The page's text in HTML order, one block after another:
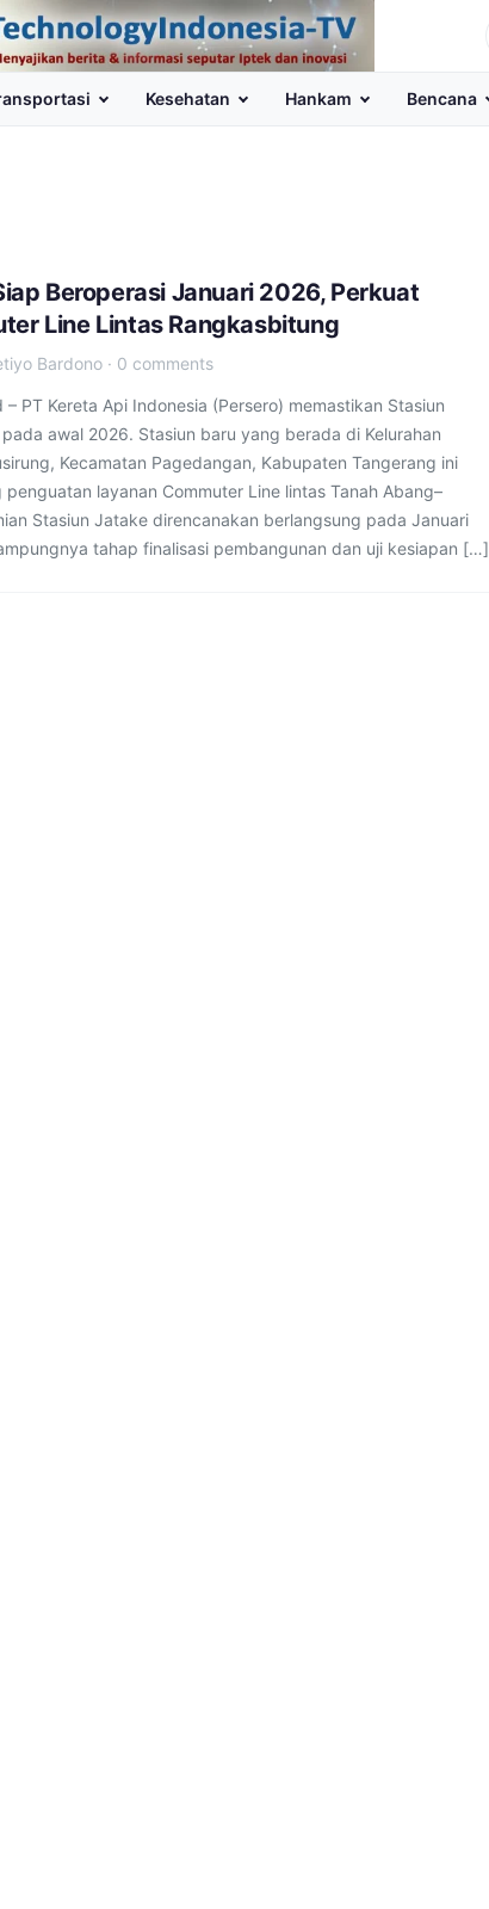
Kesehatan Hankam Bencana
Beroperasi Januari 2026, Perkuat
Line Lintas Rangkasbitung
Bardono · 0 comments
PT Kereta Api Indonesia (Persero) memastikan Stasiun
awal 2026. Stasiun baru yang berada di Kelurahan
Kecamatan Pagedangan, Kabupaten Tangerang ini
layanan Commuter Line lintas Tanah Abang–
Stasiun Jatake direncanakan berlangsung pada Januari
tahap finalisasi pembangunan dan uji kesiapan […]